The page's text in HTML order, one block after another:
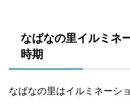
なばなの里イルミネ
時期
なばなの里はイルミネーシ